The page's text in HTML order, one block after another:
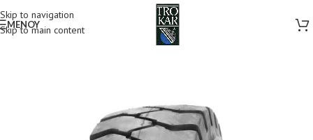
Skip to navigation
Skip to main content
MENOY